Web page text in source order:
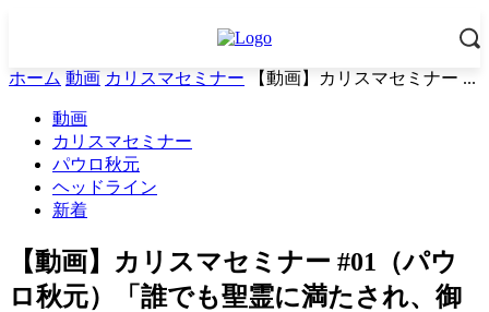
ホーム 動画 カリスマセミナー 【動画】カリスマセミナー ...
動画
カリスマセミナー
パウロ秋元
ヘッドライン
新着
【動画】カリスマセミナー #01（パウ
ロ秋元）「誰でも聖霊に満たされ、御